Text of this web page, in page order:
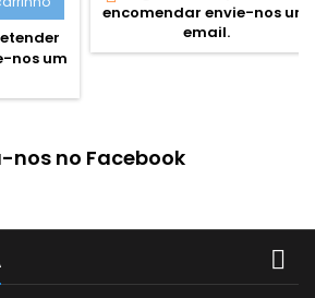
da TV
viver
o
Entra
dos
de...
nos um
encomendar envie-nos um
email.
nos no Facebook
